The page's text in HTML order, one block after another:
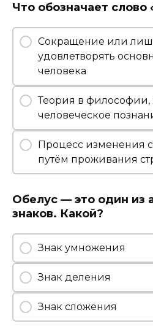
Что обозначает слово
Сокращение или
удовлетворять
человека
Теория в философии,
человеческое
Процесс изменения
путём проживания
Обелус — это один из
знаков. Какой?
Знак умножения
Знак деления
Знак сложения